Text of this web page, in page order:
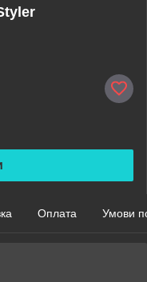
Оплата Умови